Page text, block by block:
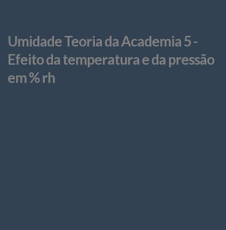
Umidade Teoria da Academia 5 -
Efeito da temperatura e da pressão
em % rh